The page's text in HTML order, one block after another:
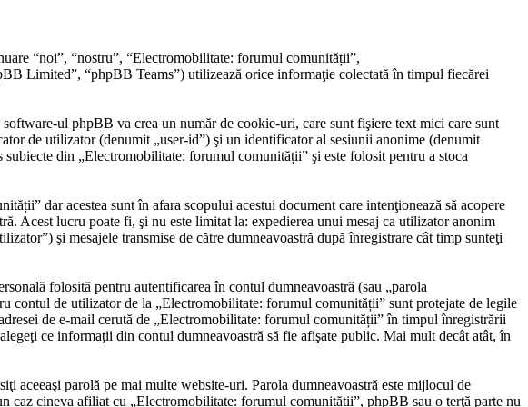
“noi”, “nostru”, “Electromobilitate: forumul comunității”,
Limited”, “phpBB Teams”) utilizează orice informaţie colectată în timpul fiecărei
ul phpBB va crea un număr de cookie-uri, care sunt fişiere text mici care sunt
de utilizator (denumit „user-id”) şi un identificator al sesiunii anonime (denumit
din „Electromobilitate: forumul comunității” şi este folosit pentru a stoca
dar acestea sunt în afara scopului acestui document care intenţionează să acopere
Acest lucru poate fi, şi nu este limitat la: expedierea unui mesaj ca utilizator anonim
şi mesajele transmise de către dumneavoastră după înregistrare cât timp sunteţi
folosită pentru autentificarea în contul dumneavoastră (sau „parola
contul de utilizator de la „Electromobilitate: forumul comunității” sunt protejate de legile
de e-mail cerută de „Electromobilitate: forumul comunității” în timpul înregistrării
ce informaţii din contul dumneavoastră să fie afişate public. Mai mult decât atât, în
aceeaşi parolă pe mai multe website-uri. Parola dumneavoastră este mijlocul de
cineva afiliat cu „Electromobilitate: forumul comunității”, phpBB sau o terţă parte nu